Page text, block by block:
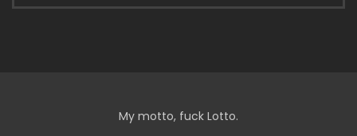
My motto, fuck Lotto.